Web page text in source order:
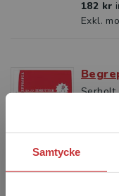
Samtycke
182 kr
Exkl.
Serholt
182 kr